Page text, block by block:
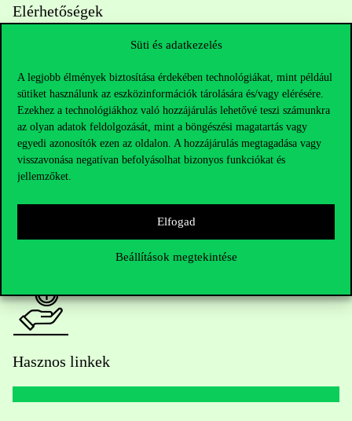
Süti és adatkezelés
A legjobb élmények biztosítása érdekében technológiákat, mint például
sütiket használunk az eszközinformációk tárolására és/vagy elérésére.
Ezekhez a technológiákhoz való hozzájárulás lehetővé teszi számunkra
az olyan adatok feldolgozását, mint a böngészési magatartás vagy
egyedi azonosítók ezen az oldalon. A hozzájárulás megtagadása vagy
visszavonása negatívan befolyásolhat bizonyos funkciókat és
jellemzőket.
Elfogad
Beállítások megtekintése
Elérhetőségek
Telefonszám:+36 1 482 5000
Kérdésed van a felvételivel kapcsolatban?
Oktatói elérhetőségek
Hasznos linkek